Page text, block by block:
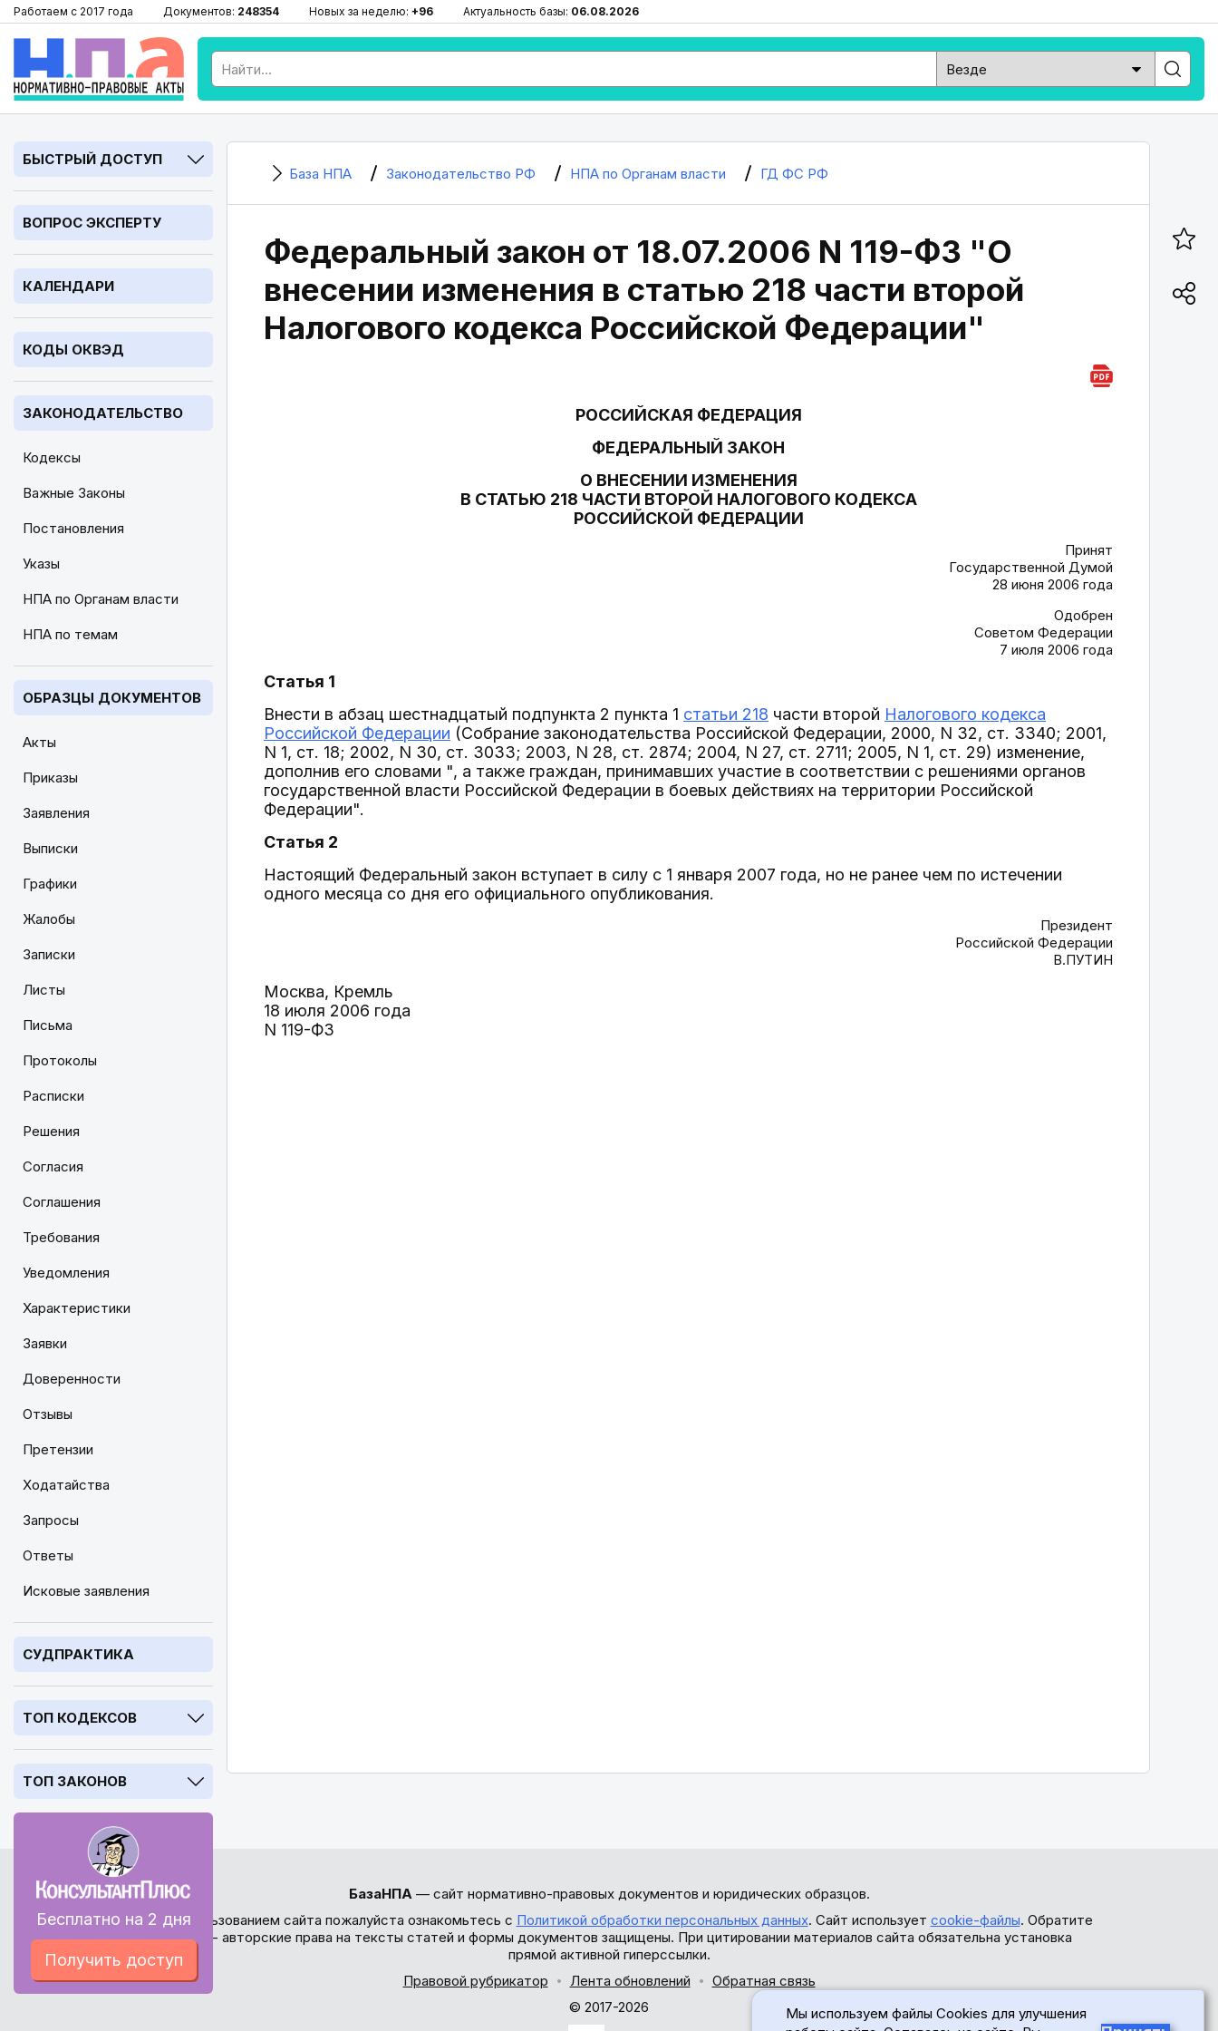
Работаем с 2017 года Документов: 248354 Новых за неделю: +96 Актуальность базы: 06.08.2026
БЫСТРЫЙ ДОСТУП
ВОПРОС ЭКСПЕРТУ
КАЛЕНДАРИ
КОДЫ ОКВЭД
ЗАКОНОДАТЕЛЬСТВО
Кодексы
Важные Законы
Постановления
Указы
НПА по Органам власти
НПА по темам
ОБРАЗЦЫ ДОКУМЕНТОВ
Акты
Приказы
Заявления
Выписки
Графики
Жалобы
Записки
Листы
Письма
Протоколы
Расписки
Решения
Согласия
Соглашения
Требования
Уведомления
Характеристики
Заявки
Доверенности
Отзывы
Претензии
Ходатайства
Запросы
Ответы
Исковые заявления
СУДПРАКТИКА
ТОП КОДЕКСОВ
ТОП ЗАКОНОВ
Бесплатно на 2 дня
Получить доступ
База НПА Законодательство РФ НПА по Органам власти ГД ФС РФ
Федеральный закон от 18.07.2006 N 119-ФЗ "О
внесении изменения в статью 218 части второй
Налогового кодекса Российской Федерации"
РОССИЙСКАЯ ФЕДЕРАЦИЯ
ФЕДЕРАЛЬНЫЙ ЗАКОН
О ВНЕСЕНИИ ИЗМЕНЕНИЯ
В СТАТЬЮ 218 ЧАСТИ ВТОРОЙ НАЛОГОВОГО КОДЕКСА
РОССИЙСКОЙ ФЕДЕРАЦИИ
Принят
Государственной Думой
28 июня 2006 года
Одобрен
Советом Федерации
7 июля 2006 года
Статья 1
Внести в абзац шестнадцатый подпункта 2 пункта 1 статьи 218 части второй Налогового кодекса
Российской Федерации (Собрание законодательства Российской Федерации, 2000, N 32, ст. 3340; 2001,
N 1, ст. 18; 2002, N 30, ст. 3033; 2003, N 28, ст. 2874; 2004, N 27, ст. 2711; 2005, N 1, ст. 29) изменение,
дополнив его словами ", а также граждан, принимавших участие в соответствии с решениями органов
государственной власти Российской Федерации в боевых действиях на территории Российской
Федерации".
Статья 2
Настоящий Федеральный закон вступает в силу с 1 января 2007 года, но не ранее чем по истечении
одного месяца со дня его официального опубликования.
Президент
Российской Федерации
В.ПУТИН
Москва, Кремль
18 июля 2006 года
N 119-ФЗ
БазаНПА— сайт нормативно-правовых документов и юридических образцов.
Перед использованием сайта пожалуйста ознакомьтесь с Политикой обработки персональных данных. Сайт использует cookie-файлы. Обратите
внимание - авторские права на тексты статей и формы документов защищены. При цитировании материалов сайта обязательна установка
прямой активной гиперссылки.
Правовой рубрикатор
Лента обновлений
Обратная связь
© 2017-2026
Мы используем файлы Cookies для улучшения